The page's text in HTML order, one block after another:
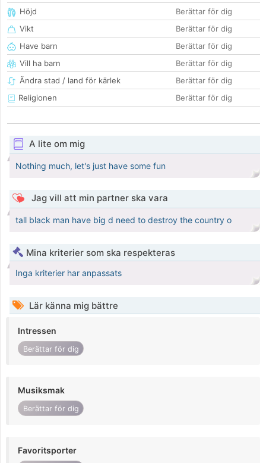
Höjd
Berättar för dig
Vikt
Berättar för dig
Have barn
Berättar för dig
Vill ha barn
Berättar för dig
Ändra stad / land för kärlek
Berättar för dig
Religionen
Berättar för dig
A lite om mig
Nothing much, let's just have some fun
Jag vill att min partner ska vara
tall black man have big d need to destroy the country o
Mina kriterier som ska respekteras
Inga kriterier har anpassats
Lär känna mig bättre
Intressen
Berättar för dig
Musiksmak
Berättar för dig
Favoritsporter